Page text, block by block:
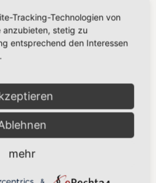
Abgeordneten in der
Tracking-Technologien von
anzubieten, stetig zu
entsprechend den Interessen
mehr
&